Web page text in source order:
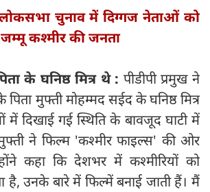
चुनाव में दिग्गज नेताओं को
कश्मीर की जनता
के घनिष्ठ मित्र थे : पीडीपी प्रमुख ने
मुफ्ती मोहम्मद सईद के घनिष्ठ मित्र
दिखाई गई स्थिति के बावजूद घाटी में
ने फिल्म 'कश्मीर फाइल्स' की ओर
कहा कि देशभर में कश्मीरियों को
है, उनके बारे में फिल्में बनाई जाती हैं। मैं